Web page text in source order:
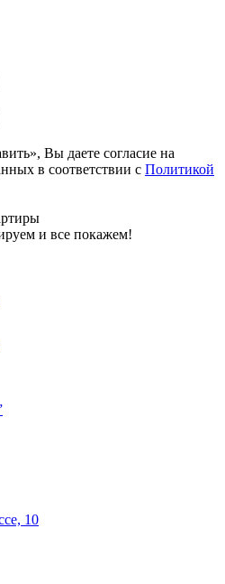
Вы даете согласие на
в соответствии с Политикой
и все покажем!
10